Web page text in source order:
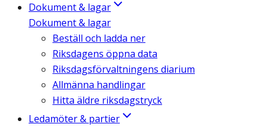
Dokument & lagar
Dokument & lagar
Beställ och ladda ner
Riksdagens öppna data
Riksdagsförvaltningens diarium
Allmänna handlingar
Hitta äldre riksdagstryck
Ledamöter & partier